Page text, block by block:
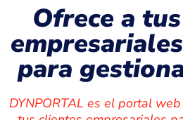
Ofrece a
para
DYNPORTAL es el portal